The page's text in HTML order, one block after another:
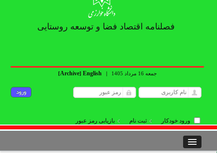
فصلنامه اقتصاد فضا و توسعه روستایی
جمعه 16 مرداد 1405 |
English
[Archive]
ورود خودکار ثبت نام بازیابی رمز عبور